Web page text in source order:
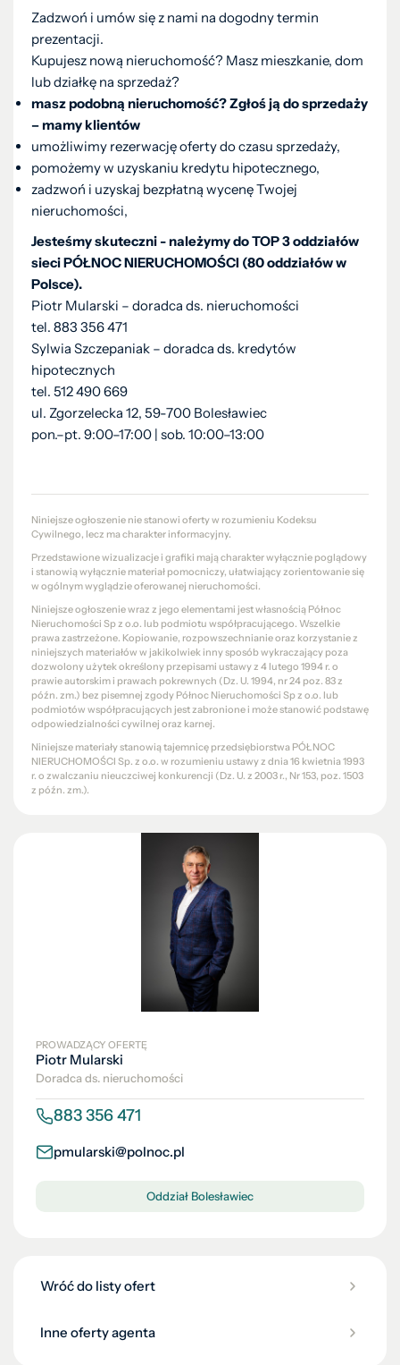
Zadzwoń i umów się z nami na dogodny termin
prezentacji.
Kupujesz nową nieruchomość? Masz mieszkanie, dom
lub działkę na sprzedaż?
masz podobną nieruchomość? Zgłoś ją do sprzedaży
– mamy klientów
umożliwimy rezerwację oferty do czasu sprzedaży,
pomożemy w uzyskaniu kredytu hipotecznego,
zadzwoń i uzyskaj bezpłatną wycenę Twojej
nieruchomości,
Jesteśmy skuteczni - należymy do TOP 3 oddziałów
sieci PÓŁNOC NIERUCHOMOŚCI (80 oddziałów w
Polsce).
Piotr Mularski – doradca ds. nieruchomości
tel. 883 356 471
Sylwia Szczepaniak – doradca ds. kredytów
hipotecznych
tel. 512 490 669
ul. Zgorzelecka 12, 59-700 Bolesławiec
pon.–pt. 9:00–17:00 | sob. 10:00–13:00
Niniejsze ogłoszenie nie stanowi oferty w rozumieniu Kodeksu
Cywilnego, lecz ma charakter informacyjny.
Przedstawione wizualizacje i grafiki mają charakter wyłącznie poglądowy
i stanowią wyłącznie materiał pomocniczy, ułatwiający zorientowanie się
w ogólnym wyglądzie oferowanej nieruchomości.
Niniejsze ogłoszenie wraz z jego elementami jest własnością Północ
Nieruchomości Sp z o.o. lub podmiotu współpracującego. Wszelkie
prawa zastrzeżone. Kopiowanie, rozpowszechnianie oraz korzystanie z
niniejszych materiałów w jakikolwiek inny sposób wykraczający poza
dozwolony użytek określony przepisami ustawy z 4 lutego 1994 r. o
prawie autorskim i prawach pokrewnych (Dz. U. 1994, nr 24 poz. 83 z
późn. zm.) bez pisemnej zgody Północ Nieruchomości Sp z o.o. lub
podmiotów współpracujących jest zabronione i może stanowić podstawę
odpowiedzialności cywilnej oraz karnej.
Niniejsze materiały stanowią tajemnicę przedsiębiorstwa PÓŁNOC
NIERUCHOMOŚCI Sp. z o.o. w rozumieniu ustawy z dnia 16 kwietnia 1993
r. o zwalczaniu nieuczciwej konkurencji (Dz. U. z 2003 r., Nr 153, poz. 1503
z późn. zm.).
PROWADZĄCY OFERTĘ
Piotr Mularski
Doradca ds. nieruchomości
883 356 471
pmularski@polnoc.pl
Oddział Bolesławiec
Wróć do listy ofert
Inne oferty agenta